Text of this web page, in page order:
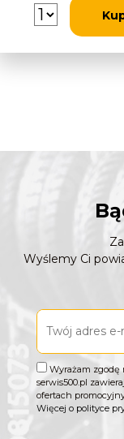
Wyślemy Ci
Wyrażam zgodę
serwis500.pl
ofertach
Więcej o polityce